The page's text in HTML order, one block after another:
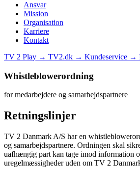
Ansvar
Mission
Organisation
Karriere
Kontakt
TV 2 Play → TV2.dk → Kundeservice →
Whistleblowerordning
for medarbejdere og samarbejdspartnere
Retningslinjer
TV 2 Danmark A/S har en
og samarbejdspartnere. Ordningen skal
uafhængig part kan tage imod information
uregelmæssigheder uden om TV 2